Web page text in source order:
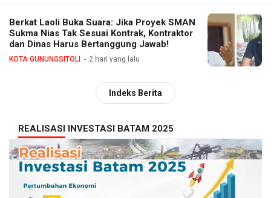
Berkat Laoli Buka Suara: Jika Proyek SMAN
Sukma Nias Tak Sesuai Kontrak, Kontraktor
dan Dinas Harus Bertanggung Jawab!
KOTA GUNUNGSITOLI 2 hari yang lalu
Indeks Berita
REALISASI INVESTASI BATAM 2025